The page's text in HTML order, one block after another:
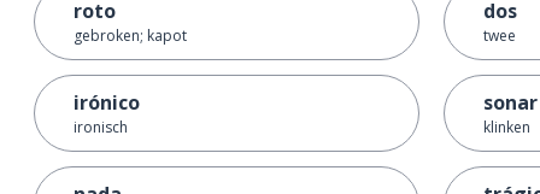
roto
gebroken; kapot
irónico
ironisch
dos
twee
sonar
klinken